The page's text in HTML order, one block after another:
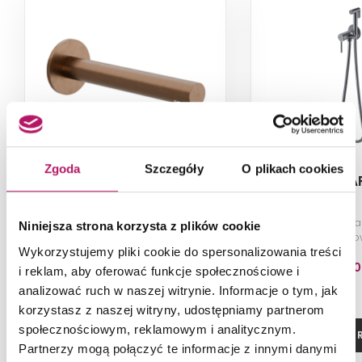
Zgoda Szczegóły O plikach cookies
Niniejsza strona korzysta z plików cookie
Wykorzystujemy pliki cookie do spersonalizowania treści
i reklam, aby oferować funkcje społecznościowe i
analizować ruch w naszej witrynie. Informacje o tym, jak
korzystasz z naszej witryny, udostępniamy partnerom
społecznościowym, reklamowym i analitycznym.
Partnerzy mogą połączyć te informacje z innymi danymi
Excellent Pi AREX.1242CB
Wylewka wannowa podtynkowa,
18,5 cm, miedziany szczotkowany
360,00 PLN
DODAJ DO KOSZYKA
Excellent Pi
Bateria
ZOBACZ